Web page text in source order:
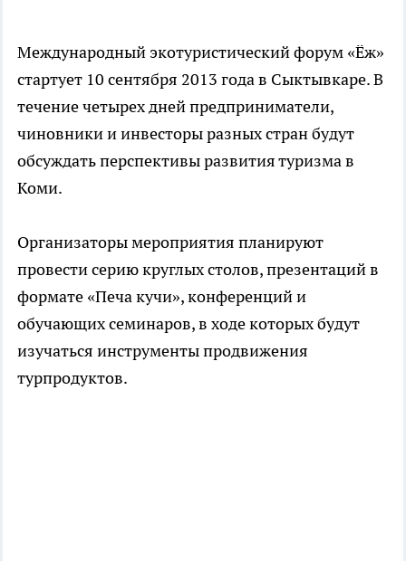
Международный экотуристический форум «Ёж»
стартует 10 сентября 2013 года в Сыктывкаре. В
течение четырех дней предприниматели,
чиновники и инвесторы разных стран будут
обсуждать перспективы развития туризма в
Коми.
Организаторы мероприятия планируют
провести серию круглых столов, презентаций в
формате «Печа кучи», конференций и
обучающих семинаров, в ходе которых будут
изучаться инструменты продвижения
турпродуктов.